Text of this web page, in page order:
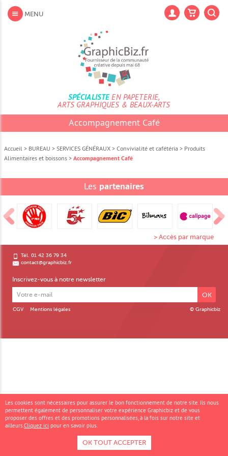
contenu
Aller
MENU
SPÉCIALISTEEN PAPETERIE,
ARTS GRAPHIQUES & BEAUX-ARTS
Accompagnement Café
Accueil > BUREAU > SERVICES GÉNÉRAUX > Convivialité et cafétéria > Produits
Alimentaires et boissons > Accompagnement Café
Les partenaires
> Accès par marque
Tél. 01 42 36 79 34
contact@graphicbiz.fr
Inscrivez-vous à notre newsletter
OK
© Graphicbiz
CGV Mentions légales
Les cookies sont nécessaires pour assurer le bon fonctionnement de notre site. Ils nous
permettent également de personnaliser votre expérience Graphicbiz et de vous
proposer des offres et des promotions personnalisées, à la fois sur notre site et
ailleurs.Cliquez ici pour en savoir plus.